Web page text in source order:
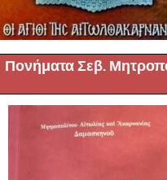
Πονήματα Σεβ.